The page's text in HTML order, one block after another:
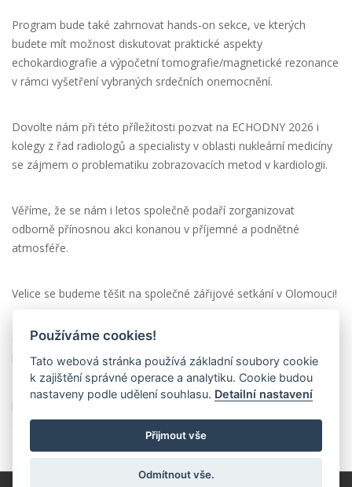
Program bude také zahrnovat hands-on sekce, ve kterých
budete mít možnost diskutovat praktické aspekty
echokardiografie a výpočetní tomografie/magnetické rezonance
v rámci vyšetření vybraných srdečních onemocnění.
Dovolte nám při této příležitosti pozvat na ECHODNY 2026 i
kolegy z řad radiologů a specialisty v oblasti nukleární medicíny
se zájmem o problematiku zobrazovacích metod v kardiologii.
Věříme, že se nám i letos společně podaří zorganizovat
odborně přínosnou akci konanou v příjemné a podnětné
atmosféře.
Velice se budeme těšit na společné zářijové setkání v Olomouci!
doc. MUDr. Petr Kuchynka, Ph.D. Předseda České asociace
kardiovaskulárních zobrazovacích metod
prof. MUDr. Martin Hutyra, Ph.D., FESC Místopředseda České
asociace kardiovaskulárních zobrazovacích metod
Používáme cookies!
Tato webová stránka používá základní soubory cookie
k zajištění správné operace a analytiku. Cookie budou
nastaveny podle udělení souhlasu. Detailní nastavení
Přijmout vše
Odmítnout vše.